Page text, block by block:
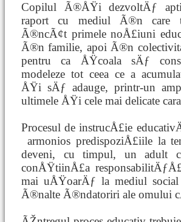
Copilul Ã®ÅŸi dezvoltÄƒ
raport cu mediul Ã®n care
Ã®ncÃ¢t primele noÅ£iuni
Ã®n familie, apoi Ã®n
pentru ca ÅŸcoala sÄƒ
modeleze tot ceea ce a
ÅŸi sÄƒ adauge, printr-un
ultimele ÅŸi cele mai delicate
Procesul de instrucÅ£ie
armonios predispoziÅ£iile la
deveni, cu timpul, un adult
conÅŸtiinÅ£a
mai uÅŸoarÄƒ la mediul
Ã®nalte Ã®ndatoriri ale omului